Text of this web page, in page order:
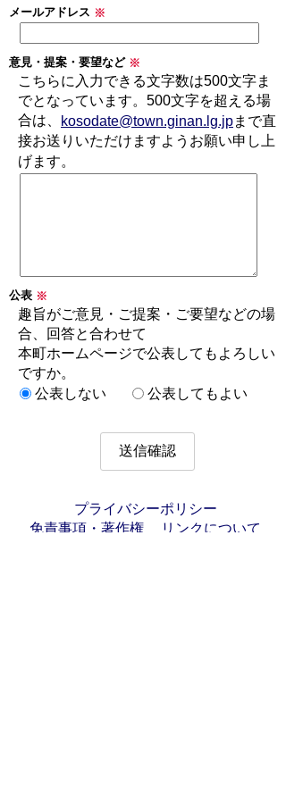
メールアドレス ※
意見・提案・要望など ※
こちらに入力できる文字数は500文字ま
でとなっています。500文字を超える場
合は、
kosodate@town.ginan.lg.jpまで直
接お送りいただけますようお願い申し上
げます。
公表 ※
趣旨がご意見・ご提案・ご要望などの場
合、回答と合わせて
本町ホームページで公表してもよろしい
ですか。
公表しない
公表してもよい
プライバシーポリシー
免責事項・著作権
リンクについて